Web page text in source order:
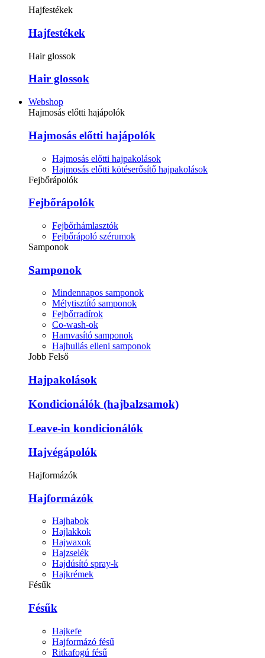
Hajfestékek
Hajfestékek
Hair glossok
Hair glossok
Webshop
Hajmosás előtti hajápolók
Hajmosás előtti hajápolók
Hajmosás előtti hajpakolások
Hajmosás előtti kötéserősítő hajpakolások
Fejbőrápolók
Fejbőrápolók
Fejbőrhámlasztók
Fejbőrápoló szérumok
Samponok
Samponok
Mindennapos samponok
Mélytisztító samponok
Fejbőrradírok
Co-wash-ok
Hamvasító samponok
Hajhullás elleni samponok
Jobb Felső
Hajpakolások
Kondicionálók (hajbalzsamok)
Leave-in kondicionálók
Hajvégápolók
Hajformázók
Hajformázók
Hajhabok
Hajlakkok
Hajwaxok
Hajzselék
Hajdúsító spray-k
Hajkrémek
Fésűk
Fésűk
Hajkefe
Hajformázó fésű
Ritkafogú fésű